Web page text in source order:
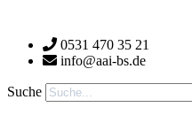
wechseln 0531 470 35 21
info@aai-bs.de
Suche